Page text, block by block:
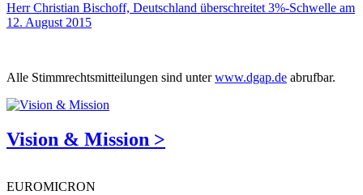
Herr Christian Bischoff, Deutschland überschreitet 3%-Schwelle am
12. August 2015
Alle Stimmrechtsmitteilungen sind unterwww.dgap.de abrufbar.
Vision & Mission >
EUROMICRON